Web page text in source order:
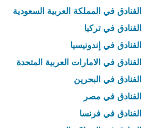
الفنادق في المملكة العربية السعودية
الفنادق في تركيا
الفنادق في إندونيسيا
الفنادق في الامارات العربية المتحدة
الفنادق في البحرين
الفنادق في مصر
الفنادق في فرنسا